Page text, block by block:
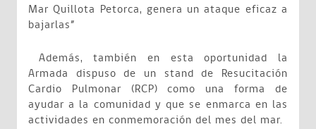
Mar Quillota Petorca, genera un ataque eficaz a
bajarlas”
Además, también en esta oportunidad la
Armada dispuso de un stand de Resucitación
Cardio Pulmonar (RCP) como una forma de
ayudar a la comunidad y que se enmarca en las
actividades en conmemoración del mes del mar.